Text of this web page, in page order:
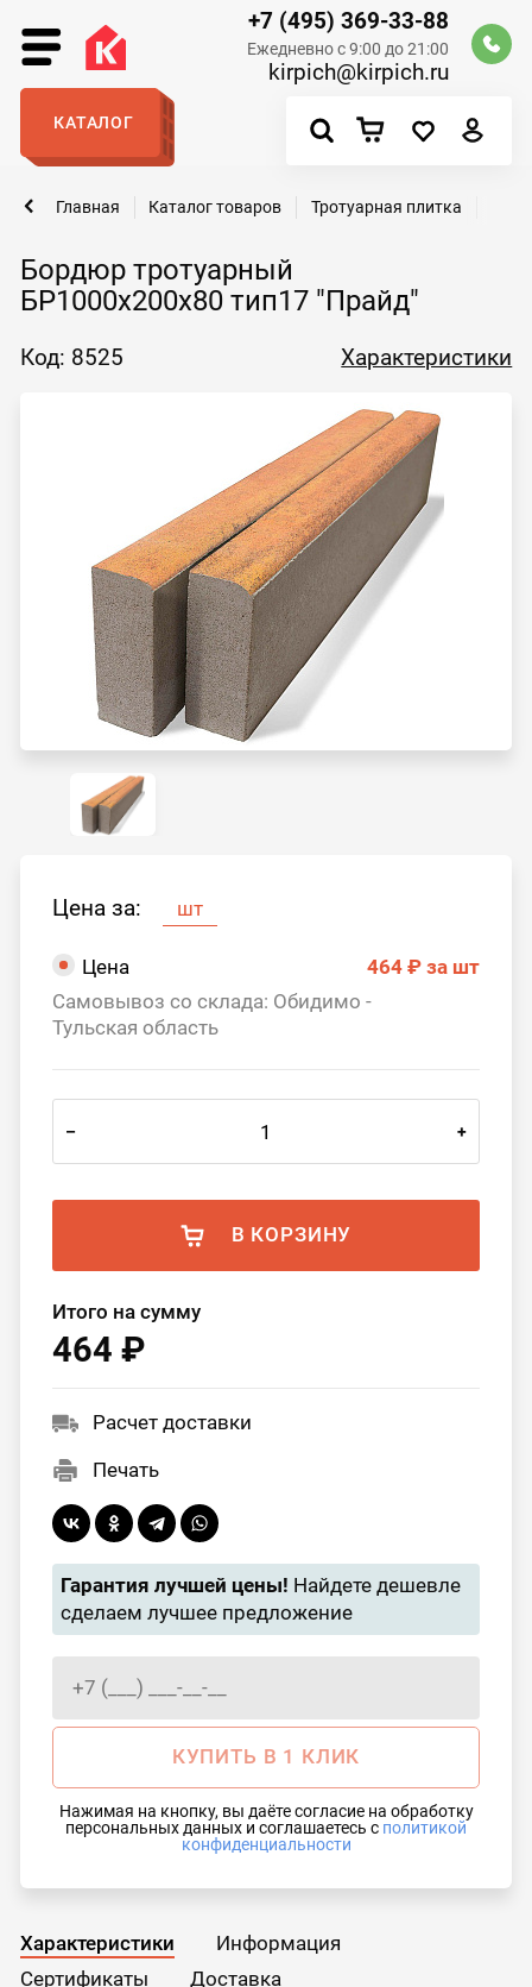
+7 (495) 369-33-88
Ежедневно с 9:00 до 21:00
kirpich@kirpich.ru
КАТАЛОГ
Бордюр тротуарный
БР1000х200х80 тип17 "Прайд"
Главная Каталог товаров Тротуарная плитка
Код: 8525 Характеристики
Цена за: шт
Цена 464 ₽ за шт
Самовывоз со склада: Обидимо -
Тульская область
– +
В КОРЗИНУ
Итого на сумму
464 ₽
Расчет доставки
Печать
Гарантия лучшей цены! Найдете дешевле
сделаем лучшее предложение
КУПИТЬ В 1 КЛИК
Нажимая на кнопку, вы даёте согласие на обработку
персональных данных и соглашаетесь с политикой
конфиденциальности
Характеристики
Информация
Сертификаты
Доставка